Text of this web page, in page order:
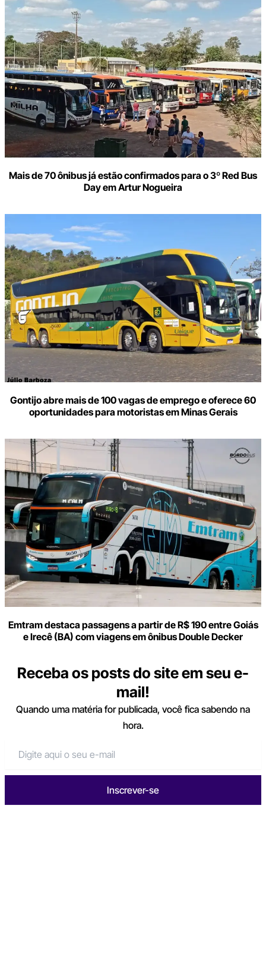
Mais de 70 ônibus já estão confirmados para o 3º Red Bus
Day em Artur Nogueira
Gontijo abre mais de 100 vagas de emprego e oferece 60
oportunidades para motoristas em Minas Gerais
Emtram destaca passagens a partir de R$ 190 entre Goiás
e Irecê (BA) com viagens em ônibus Double Decker
Receba os posts do site em seu e-
mail!
Quando uma matéria for publicada, você fica sabendo na
hora.
Inscrever-se